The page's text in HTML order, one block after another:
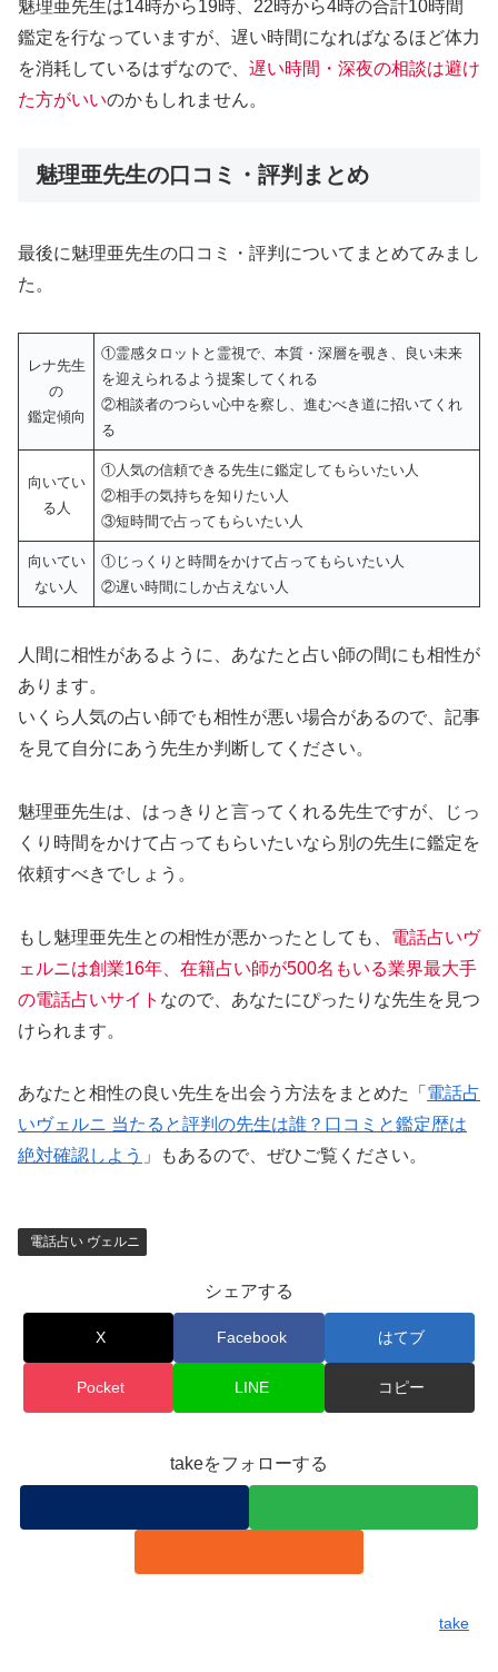
魅理亜先生は14時から19時、22時から4時の合計10時間
鑑定を行なっていますが、遅い時間になればなるほど体力
を消耗しているはずなので、 遅い時間・深夜の相談は避け
た方がいいのかもしれません。
魅理亜先生の口コミ・評判まとめ
最後に魅理亜先生の口コミ・評判についてまとめてみまし
た。
レナ先生
の
鑑定傾向
①霊感タロットと霊視で、本質・深層を覗き、良い未来
を迎えられるよう提案してくれる
②相談者のつらい心中を察し、進むべき道に招いてくれ
る
向いてい
る人
①人気の信頼できる先生に鑑定してもらいたい人
②相手の気持ちを知りたい人
③短時間で占ってもらいたい人
向いてい
ない人
①じっくりと時間をかけて占ってもらいたい人
②遅い時間にしか占えない人
人間に相性があるように、あなたと占い師の間にも相性が
あります。
いくら人気の占い師でも相性が悪い場合があるので、記事
を見て自分にあう先生か判断してください。
魅理亜先生は、はっきりと言ってくれる先生ですが、じっ
くり時間をかけて占ってもらいたいなら別の先生に鑑定を
依頼すべきでしょう。
もし魅理亜先生との相性が悪かったとしても、 電話占いヴ
ェルニは創業16年、在籍占い師が500名もいる業界最大手
の電話占いサイト なので、あなたにぴったりな先生を見つ
けられます。
あなたと相性の良い先生を出会う方法をまとめた「 電話占
いヴェルニ 当たると評判の先生は誰？口コミと鑑定歴は
絶対確認しよう 」もあるので、ぜひご覧ください。
電話占い ヴェルニ
シェアする
X Facebook はてブ
Pocket LINE コピー
takeをフォローする
take